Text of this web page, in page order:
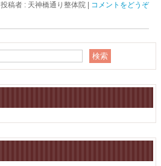
投稿者 : 天神橋通り整体院 コメントをどうぞ